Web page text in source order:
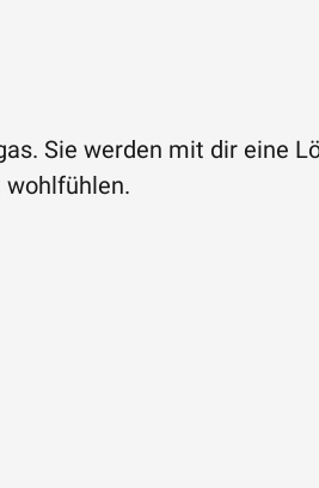
Sie werden mit dir eine
wohlfühlen.